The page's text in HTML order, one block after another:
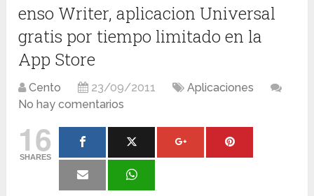
enso Writer, aplicacion Universal
gratis por tiempo limitado en la
App Store
Cento 23/09/2011
Aplicaciones
No hay comentarios
16
SHARES